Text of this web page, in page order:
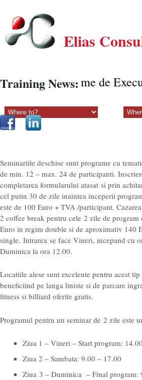
Elias
Training News:Programe de
Seminariile deschise sunt programe cu
de min. 12 – max. 24 de participanti.
completarea formularului atasat si prin
cel putin 30 de zile inaintea inceperii
este de 100 Euro + TVA /participant.
2 coffee break pentru cele 2 zile de program
Euro in regim double si de aproximativ 140
single. Intrarea se face Vineri, incepand cu
Duminica la ora 12.00.
Locatiile alese sunt excelente pentru acest
beneficiind pe langa liniste si de parcare
fitness si billiard oferite gratis.
Programul pentru un seminar de 2 zile este
Ziua 1 – Vineri – Start program:
Ziua 2 – Sambata: 9.00 – 17.00
Ziua 3 – Duminica – Final program: